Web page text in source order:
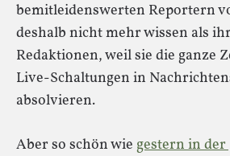
bemitleidenswerten Reportern
deshalb nicht mehr wissen als
Redaktionen, weil sie die ganze
Live-Schaltungen in
absolvieren.
Aber so schön wie gestern in der